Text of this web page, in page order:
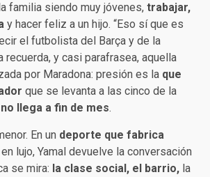
familia siendo muy jóvenes, trabajar,
y hacer feliz a un hijo. “Eso sí que es
el futbolista del Barça y de la
recuerda, y casi parafrasea, aquella
por Maradona: presión es la que
que se levanta a las cinco de la
no llega a fin de mes.
En un deporte que fabrica
lujo, Yamal devuelve la conversación
se mira: la clase social, el barrio, la